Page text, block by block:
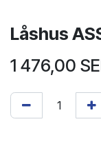
Låshus
1 476,00